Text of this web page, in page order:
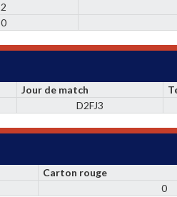
2
0
Jour de match
D2FJ3
Carton rouge
0